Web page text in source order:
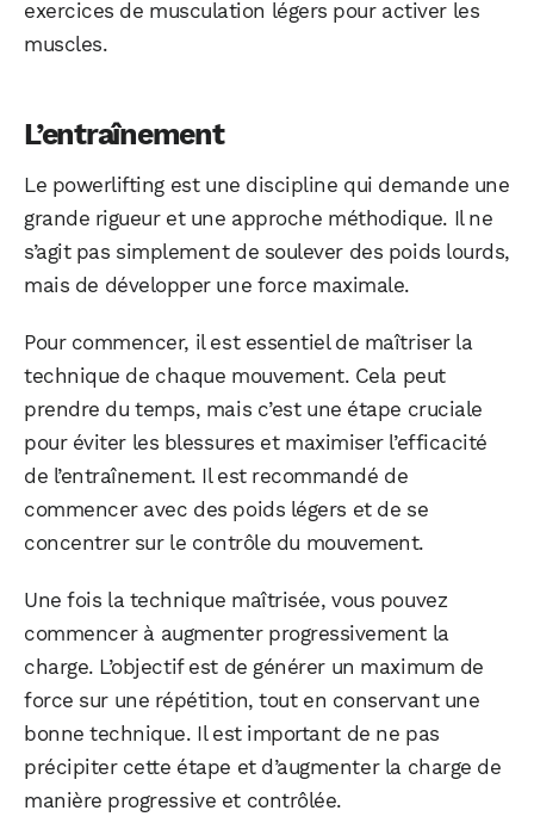
exercices de musculation légers pour activer les
muscles.
L’entraînement
Le powerlifting est une discipline qui demande une
grande rigueur et une approche méthodique. Il ne
s’agit pas simplement de soulever des poids lourds,
mais de développer une force maximale.
Pour commencer, il est essentiel de maîtriser la
technique de chaque mouvement. Cela peut
prendre du temps, mais c’est une étape cruciale
pour éviter les blessures et maximiser l’efficacité
de l’entraînement. Il est recommandé de
commencer avec des poids légers et de se
concentrer sur le contrôle du mouvement.
Une fois la technique maîtrisée, vous pouvez
commencer à augmenter progressivement la
charge. L’objectif est de générer un maximum de
force sur une répétition, tout en conservant une
bonne technique. Il est important de ne pas
précipiter cette étape et d’augmenter la charge de
manière progressive et contrôlée.